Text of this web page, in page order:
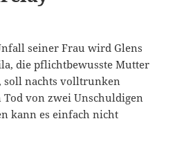
seiner Frau wird Glens
die pflichtbewusste Mutter
soll nachts volltrunken
von zwei Unschuldigen
kann es einfach nicht